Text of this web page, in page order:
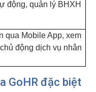
động, quản lý BHXH
qua Mobile App, xem
động dịch vụ nhân
GoHR đặc biệt